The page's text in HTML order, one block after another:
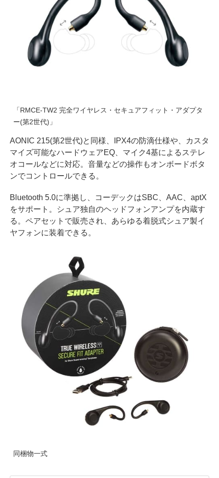
「RMCE-TW2 完全ワイヤレス・セキュアフィット・アダプタ
ー(第2世代)」
AONIC 215(第2世代)と同様、IPX4の防滴仕様や、カスタ
マイズ可能なハードウェアEQ、マイク4基によるステレ
オコールなどに対応。音量などの操作もオンボードボタ
ンでコントロールできる。
Bluetooth 5.0に準拠し、コーデックはSBC、AAC、aptX
をサポート。シュア独自のヘッドフォンアンプを内蔵す
る。ペアセットで販売され、あらゆる着脱式シュア製イ
ヤフォンに装着できる。
同梱物一式